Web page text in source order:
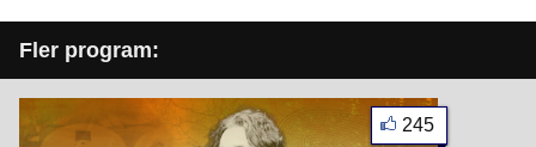
Fler program:
245